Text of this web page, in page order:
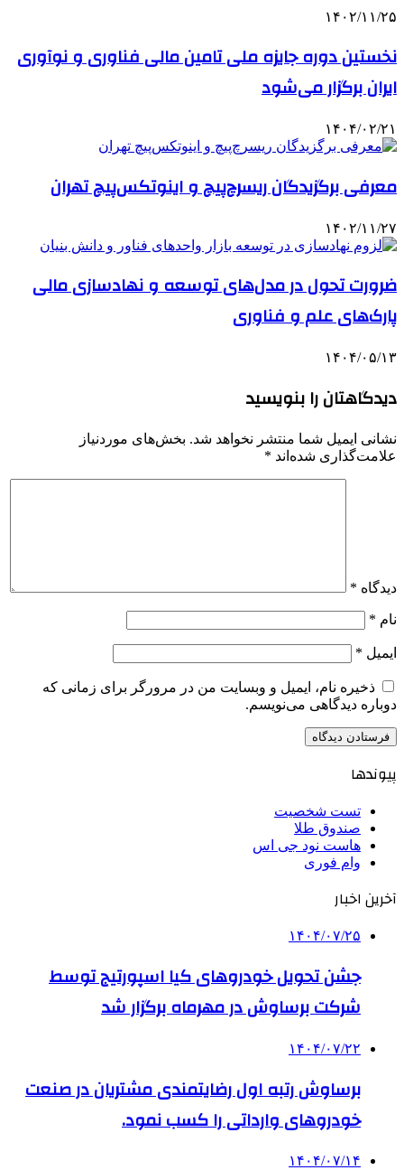
۱۴۰۲/۱۱/۲۵
نخستین دوره جایزه ملی تامین مالی فناوری و نوآوری
ایران برگزار می‌شود
۱۴۰۴/۰۲/۲۱
معرفی برگزیدگان ریسرچ‌پیچ و اینوتکس‌پیچ تهران
۱۴۰۲/۱۱/۲۷
ضرورت تحول در مدل‌های توسعه و نهادسازی مالی
پارک‌های علم و فناوری
۱۴۰۴/۰۵/۱۳
دیدگاهتان را بنویسید
نشانی ایمیل شما منتشر نخواهد شد. بخش‌های موردنیاز
علامت‌گذاری شده‌اند *
دیدگاه *
نام *
ایمیل *
ذخیره نام، ایمیل و وبسایت من در مرورگر برای زمانی که
دوباره دیدگاهی می‌نویسم.
پیوندها
تست شخصیت
صندوق طلا
هاست نود جی اس
وام فوری
آخرین اخبار
۱۴۰۴/۰۷/۲۵
جشن تحویل خودروهای کیا اسپورتیج توسط
شرکت برساوش در مهرماه برگزار شد
۱۴۰۴/۰۷/۲۲
برساوش رتبه اول رضایتمندی مشتریان در صنعت
خودروهای وارداتی را کسب نمود.
۱۴۰۴/۰۷/۱۴